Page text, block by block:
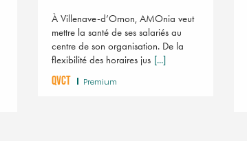
À Villenave-d’Ornon, AMOnia veut
mettre la santé de ses salariés au
centre de son organisation. De la
flexibilité des horaires jus [...]
QVCT Premium